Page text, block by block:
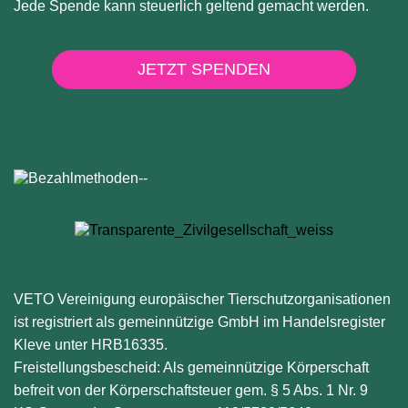
Jede Spende kann steuerlich geltend gemacht werden.
JETZT SPENDEN
VETO Vereinigung europäischer Tierschutzorganisationen
ist registriert als gemeinnützige GmbH im Handelsregister
Kleve unter HRB16335.
Freistellungsbescheid: Als gemeinnützige Körperschaft
befreit von der Körperschaftsteuer gem. § 5 Abs. 1 Nr. 9